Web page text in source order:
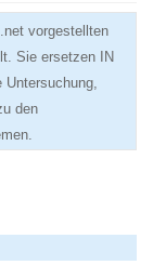
vorgestellten
Sie ersetzen IN
den